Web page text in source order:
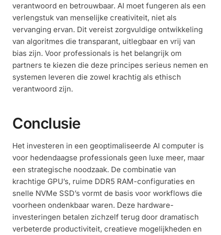
verantwoord en betrouwbaar. AI moet fungeren als een
verlengstuk van menselijke creativiteit, niet als
vervanging ervan. Dit vereist zorgvuldige ontwikkeling
van algoritmes die transparant, uitlegbaar en vrij van
bias zijn. Voor professionals is het belangrijk om
partners te kiezen die deze principes serieus nemen en
systemen leveren die zowel krachtig als ethisch
verantwoord zijn.
Conclusie
Het investeren in een geoptimaliseerde AI computer is
voor hedendaagse professionals geen luxe meer, maar
een strategische noodzaak. De combinatie van
krachtige GPU’s, ruime DDR5 RAM-configuraties en
snelle NVMe SSD’s vormt de basis voor workflows die
voorheen ondenkbaar waren. Deze hardware-
investeringen betalen zichzelf terug door dramatisch
verbeterde productiviteit, creatieve mogelijkheden en